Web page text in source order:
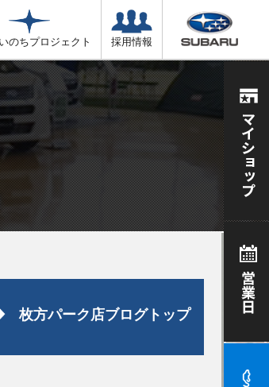
のちプロジェクト 採用情報
枚方パーク店ブログトップ